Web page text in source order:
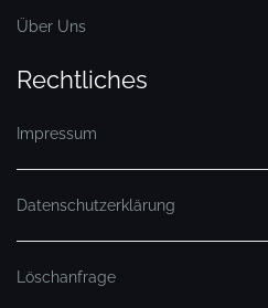
Über Uns
Rechtliches
Impressum
Datenschutzerklärung
Löschanfrage